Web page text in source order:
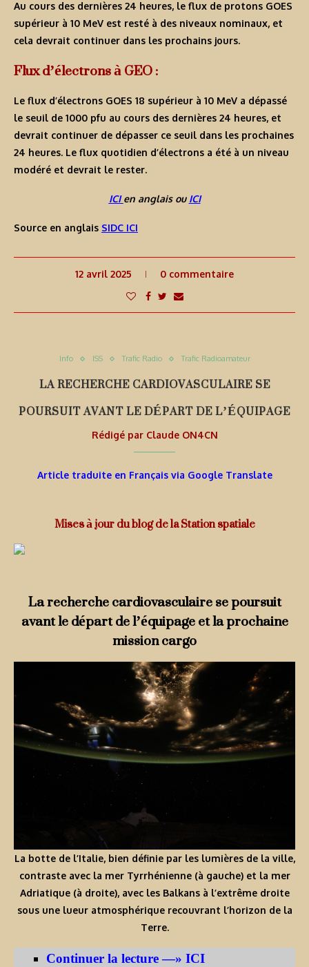
Au cours des dernières 24 heures, le flux de protons GOES
supérieur à 10 MeV est resté à des niveaux nominaux, et
cela devrait continuer dans les prochains jours.
Flux d’électrons à GEO :
Le flux d’électrons GOES 18 supérieur à 10 MeV a dépassé
le seuil de 1000 pfu au cours des dernières 24 heures, et
devrait continuer de dépasser ce seuil dans les prochaines
24 heures. Le flux quotidien d’électrons a été à un niveau
modéré et devrait le rester.
ICIen anglais ou ICI
Source en anglais SIDC ICI
12 avril 2025 0 commentaire
Info ISS Trafic Radio Trafic Radioamateur
LA RECHERCHE CARDIOVASCULAIRE SE
POURSUIT AVANT LE DÉPART DE L’ÉQUIPAGE
Rédigé par Claude ON4CN
Article traduite en Français via Google Translate
Mises à jour du blog de la Station spatiale
La recherche cardiovasculaire se poursuit
avant le départ de l’équipage et la prochaine
mission cargo
La botte de l’Italie, bien définie par les lumières de la ville,
contraste avec la mer Tyrrhénienne (à gauche) et la mer
Adriatique (à droite), avec les Balkans à l’extrême droite
sous une lueur atmosphérique recouvrant l’horizon de la
Terre.
Continuer la lecture —» ICI